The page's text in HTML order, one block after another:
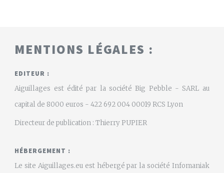
MENTIONS LÉGALES :
EDITEUR :
Aiguillages est édité par la société Big Pebble - SARL au
capital de 8000 euros - 422 692 004 00019 RCS Lyon
Directeur de publication : Thierry PUPIER
HÉBERGEMENT :
Le site Aiguillages.eu est hébergé par la société Infomaniak